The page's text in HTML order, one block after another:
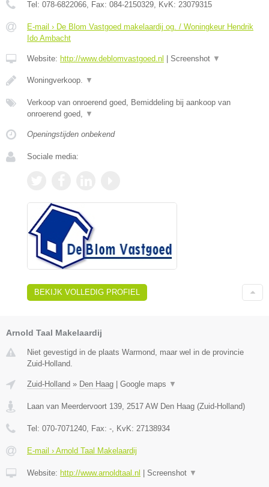
Tel: 078-6822066, Fax: 084-2150329, KvK: 23079315
E-mail › De Blom Vastgoed makelaardij og. / Woningkeur Hendrik
Ido Ambacht
Website: http://www.deblomvastgoed.nl Screenshot ▼
Woningverkoop. ▼
Verkoop van onroerend goed, Bemiddeling bij aankoop van
onroerend goed, ▼
Openingstijden onbekend
Sociale media:
BEKIJK VOLLEDIG PROFIEL
Arnold Taal Makelaardij
Niet gevestigd in de plaats Warmond, maar wel in de provincie
Zuid-Holland.
Zuid-Holland » Den Haag | Google maps ▼
Laan van Meerdervoort 139 2517 AW Den Haag (Zuid-Holland)
Tel: 070-7071240 , Fax: - , KvK: 27138934
E-mail › Arnold Taal Makelaardij
Website: http://www.arnoldtaal.nl | Screenshot ▼